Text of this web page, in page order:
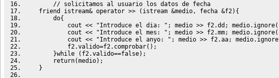
// solicitamos al usuario los datos de fecha
friend istream& operator >> ( istream &medio, fecha &f2) {
do{
cout << "Introduce el dia: " ; medio >> f2.dd ; medio. ignore(
cout << "Introduce el mes: " ; medio >> f2.mm; medio. ignore(
cout << "Introduce el anyo: " ; medio >> f2.aa; medio. ignore
f2.valido=f2. comprobar( ) ;
}while ( f2.valido==false) ;
return(medio) ;
}